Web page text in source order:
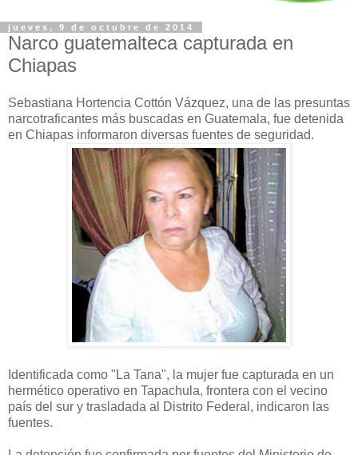
jueves, 9 de octubre de 2014
Narco guatemalteca capturada en
Chiapas
Sebastiana Hortencia Cottón Vázquez, una de las presuntas
narcotraficantes más buscadas en Guatemala, fue detenida
en Chiapas informaron diversas fuentes de seguridad.
Identificada como "La Tana", la mujer fue capturada en un
hermético operativo en Tapachula, frontera con el vecino
país del sur y trasladada al Distrito Federal, indicaron las
fuentes.